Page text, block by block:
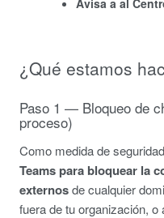
¿Qué estamos
Paso 1 — Bloqueo de
proceso)
Como medida de
Teams para bloquear la
externosde cualquier
fuera de tu organización,